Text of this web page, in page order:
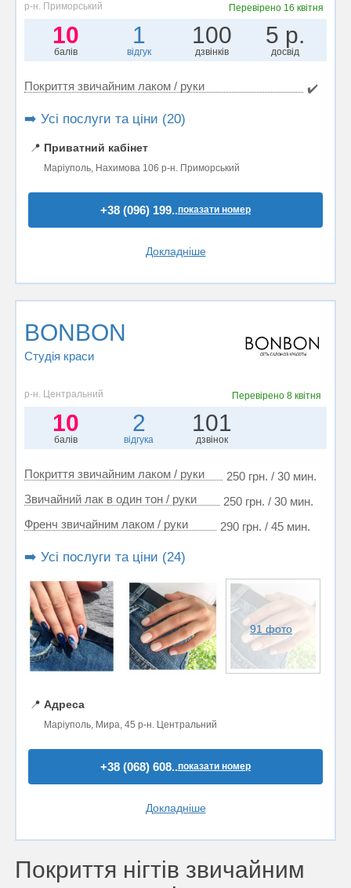
р-н. Приморський Перевірено 16 квітня
10
балів
1
відгук
100
дзвінків
5 р.
досвід
Покриття звичайним лаком / руки ✔️
➡️ Усі послуги та ціни (20)
📍 Приватний кабінет
Маріуполь, Нахимова 106 р-н. Приморський
+38 (096) 199..показати номер
Докладніше
BONBON
Студія краси
р-н. Центральний Перевірено 8 квітня
10
балів
2
відгука
101
дзвінок
Покриття звичайним лаком / руки
250 грн. / 30 мин.
Звичайний лак в один тон / руки
250 грн. / 30 мин.
Френч звичайним лаком / руки
290 грн. / 45 мин.
➡️ Усі послуги та ціни (24)
91 фото
📍 Адреса
Маріуполь, Мира, 45 р-н. Центральний
+38 (068) 608..показати номер
Докладніше
Покриття нігтів звичайним